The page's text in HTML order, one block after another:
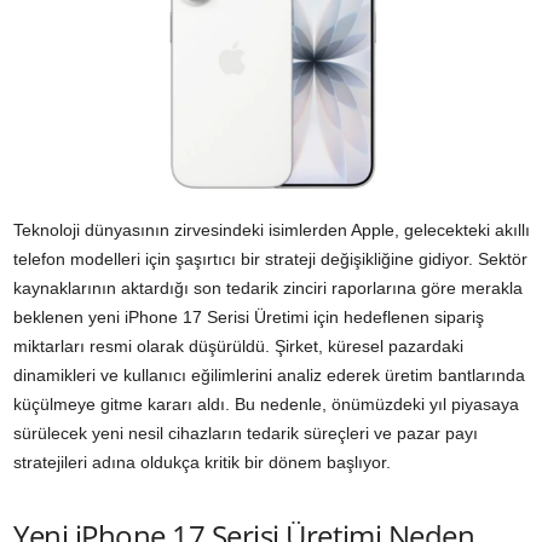
Teknoloji dünyasının zirvesindeki isimlerden Apple, gelecekteki akıllı
telefon modelleri için şaşırtıcı bir strateji değişikliğine gidiyor. Sektör
kaynaklarının aktardığı son tedarik zinciri raporlarına göre merakla
beklenen yeni iPhone 17 Serisi Üretimi için hedeflenen sipariş
miktarları resmi olarak düşürüldü. Şirket, küresel pazardaki
dinamikleri ve kullanıcı eğilimlerini analiz ederek üretim bantlarında
küçülmeye gitme kararı aldı. Bu nedenle, önümüzdeki yıl piyasaya
sürülecek yeni nesil cihazların tedarik süreçleri ve pazar payı
stratejileri adına oldukça kritik bir dönem başlıyor.